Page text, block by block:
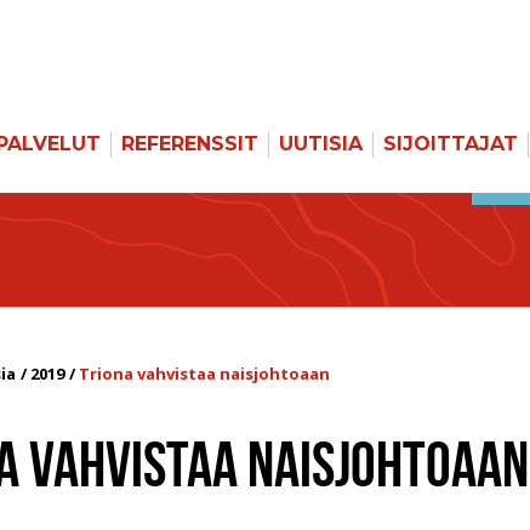
REFERENSSIT UUTISIA SIJOITTAJAT
2019 Triona vahvistaa naisjohtoaan
VAHVISTAA NAISJOHTOAAN